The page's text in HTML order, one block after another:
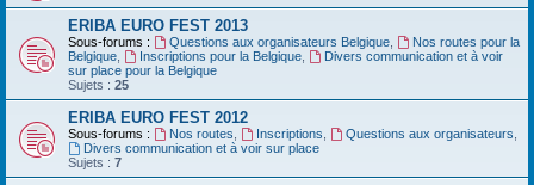
ERIBA EURO FEST 2013
Sous-forums : Questions aux organisateurs Belgique,
Nos routes pour la
Belgique
Inscriptions pour la Belgique,
Divers communication et à voir
sur place pour la Belgique
Sujets : 25
ERIBA EURO FEST 2012
Sous-forums : Nos routes Inscriptions Questions aux organisateurs
Divers communication et à voir sur place
Sujets : 7